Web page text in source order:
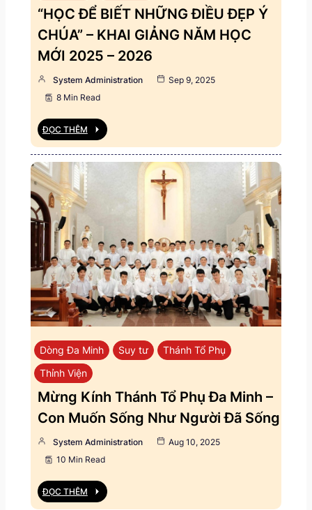
“HỌC ĐỂ BIẾT NHỮNG ĐIỀU ĐẸP Ý
CHÚA” – KHAI GIẢNG NĂM HỌC
MỚI 2025 – 2026
System Administration
Sep 9, 2025
8 Min Read
ĐỌC THÊM
Dòng Đa Minh Suy tư
Thánh Tổ Phụ
Thỉnh Viện
Mừng Kính Thánh Tổ Phụ Đa Minh –
Con Muốn Sống Như Người Đã Sống
System Administration
Aug 10, 2025
10 Min Read
ĐỌC THÊM